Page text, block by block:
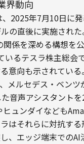
界動向
2025年7月10日に
の直後に実施された
係を深める構想を
いるテスラ株主総会
意向も示されている。
メルセデス・ベンツ
音声アシスタント
ヒュンダイなども
はそれらに対抗する
、エッジ端末での